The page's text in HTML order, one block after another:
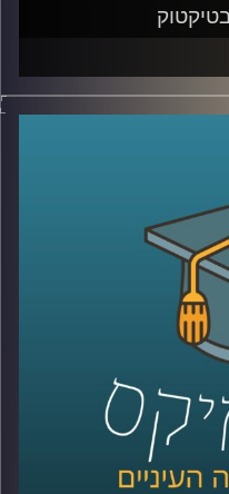
לקורבנות שואה או
המלוות בשיר פופ קיצבי
רייכמן ובמחלקה
ולמה זה לא בהכרח דבר
השואה. האזינו